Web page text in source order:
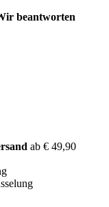
beantworten
ab € 49,90